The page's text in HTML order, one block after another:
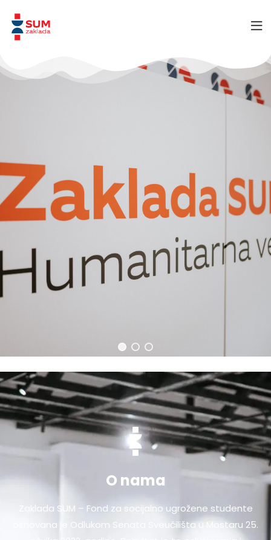
O nama
Zaklada SUM – Fond za socijalno ugrožene studente
osnovana je Odlukom Senata Sveučilišta u Mostaru 25.